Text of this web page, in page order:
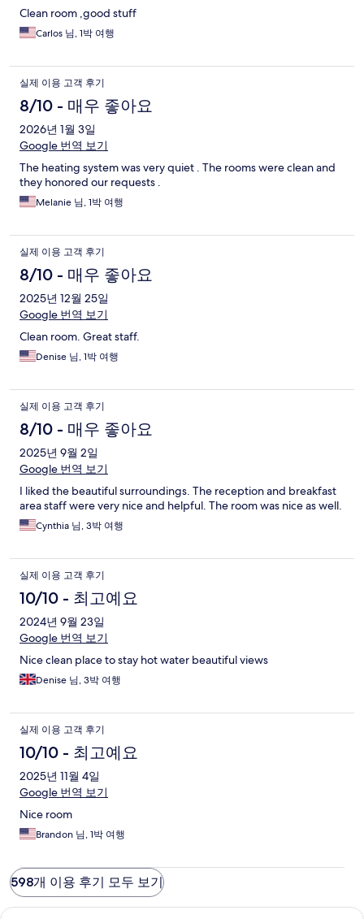
Clean room ,good stuff
Carlos 님, 1박 여행
실제 이용 고객 후기
8/10 - 매우 좋아요
2026년 1월 3일
Google 번역 보기
The heating system was very quiet . The rooms were clean and
they honored our requests .
Melanie 님, 1박 여행
실제 이용 고객 후기
8/10 - 매우 좋아요
2025년 12월 25일
Google 번역 보기
Clean room. Great staff.
Denise 님, 1박 여행
실제 이용 고객 후기
8/10 - 매우 좋아요
2025년 9월 2일
Google 번역 보기
I liked the beautiful surroundings. The reception and breakfast
area staff were very nice and helpful. The room was nice as well.
Cynthia 님, 3박 여행
실제 이용 고객 후기
10/10 - 최고예요
2024년 9월 23일
Google 번역 보기
Nice clean place to stay hot water beautiful views
Denise 님, 3박 여행
실제 이용 고객 후기
10/10 - 최고예요
2025년 11월 4일
Google 번역 보기
Nice room
Brandon 님, 1박 여행
598개 이용 후기 모두 보기